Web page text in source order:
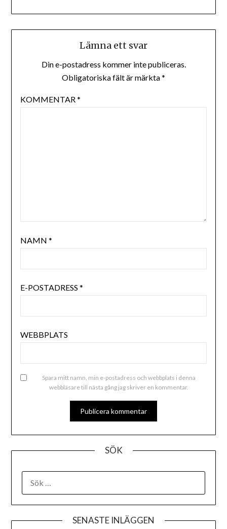
Lämna ett svar
Din e-postadress kommer inte publiceras.
Obligatoriska fält är märkta*
KOMMENTAR*
NAMN *
E-POSTADRESS *
WEBBPLATS
Spara mitt namn, min e-postadress och webbplats i denna
webbläsare till nästa gång jag skriver en kommentar.
ALTERNATIVE:
SÖK
SENASTE INLÄGGEN